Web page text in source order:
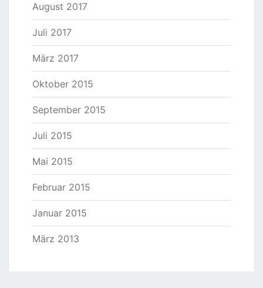
August 2017
Juli 2017
März 2017
Oktober 2015
September 2015
Juli 2015
Mai 2015
Februar 2015
Januar 2015
März 2013